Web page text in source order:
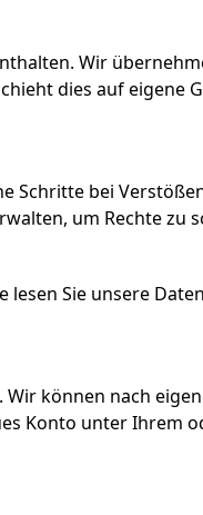
Wir
dies auf eigene
Schritte bei
um Rechte
Sie unsere
können nach
Konto unter Ihrem